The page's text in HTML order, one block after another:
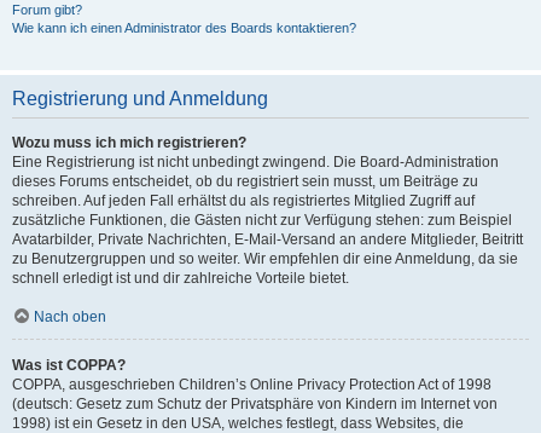
Forum gibt?
Wie kann ich einen Administrator des Boards kontaktieren?
Registrierung und Anmeldung
Wozu muss ich mich registrieren?
Eine Registrierung ist nicht unbedingt zwingend. Die Board-Administration
dieses Forums entscheidet, ob du registriert sein musst, um Beiträge zu
schreiben. Auf jeden Fall erhältst du als registriertes Mitglied Zugriff auf
zusätzliche Funktionen, die Gästen nicht zur Verfügung stehen: zum Beispiel
Avatarbilder, Private Nachrichten, E-Mail-Versand an andere Mitglieder, Beitritt
zu Benutzergruppen und so weiter. Wir empfehlen dir eine Anmeldung, da sie
schnell erledigt ist und dir zahlreiche Vorteile bietet.
Nach oben
Was ist COPPA?
COPPA, ausgeschrieben Children’s Online Privacy Protection Act of 1998
(deutsch: Gesetz zum Schutz der Privatsphäre von Kindern im Internet von
1998) ist ein Gesetz in den USA, welches festlegt, dass Websites, die